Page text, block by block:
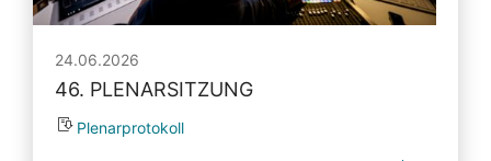
24.06.2026
46. PLENARSITZUNG
Plenarprotokoll